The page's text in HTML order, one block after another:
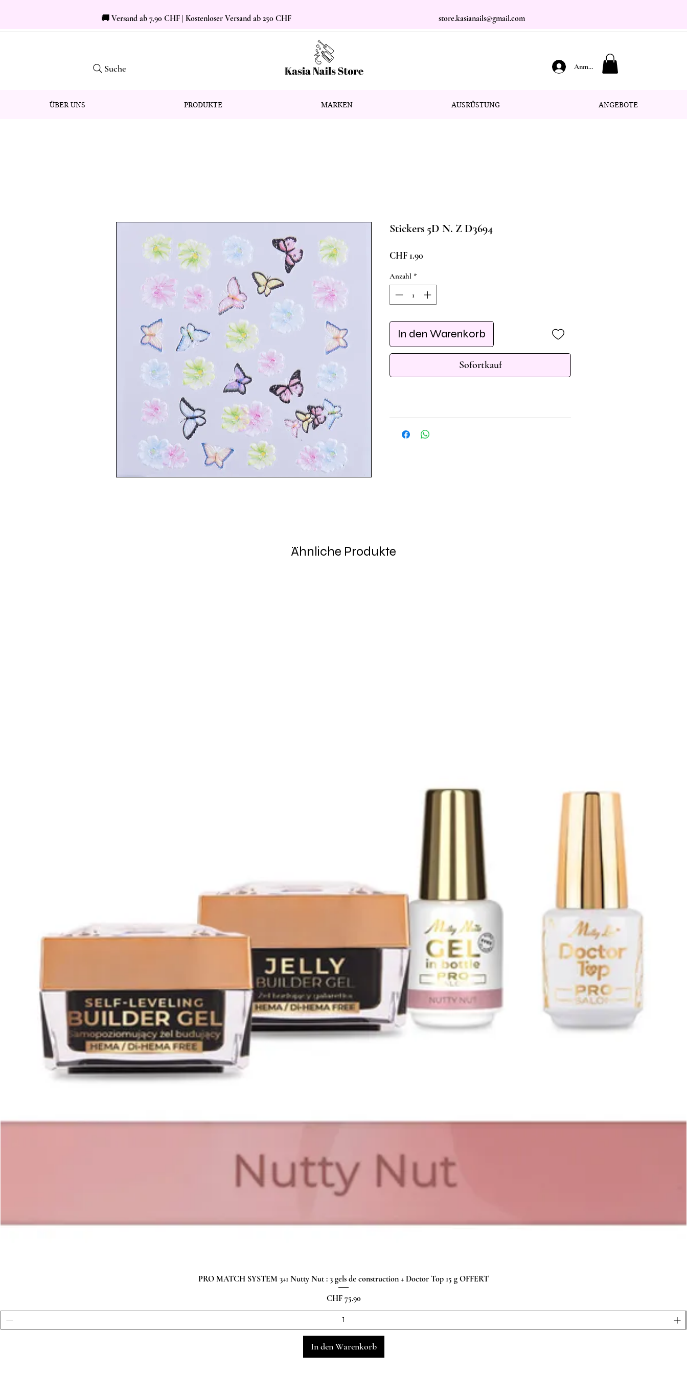
🚚 Versand ab 7,90 CHF | Kostenloser Versand ab 250 CHF store.kasianails@gmail.com
Suche Anmelden
ÜBER UNS PRODUKTE MARKEN AUSRÜSTUNG ANGEBOTE
Stickers 5D N. Z D3694
CHF 1.90
Anzahl *
In den Warenkorb
Sofortkauf
Ähnliche Produkte
Schnellansicht
PRO MATCH SYSTEM 3+1 Nutty Nut : 3 gels de construction + Doctor Top 15 g OFFERT
Preis
CHF 75.90
In den Warenkorb